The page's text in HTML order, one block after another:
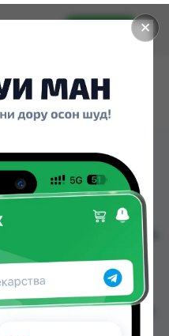
✕
Установить
№10
или заказать в
Аптека ЧДММ
№2, Дору Фарм
+7 по цене от
и других городах